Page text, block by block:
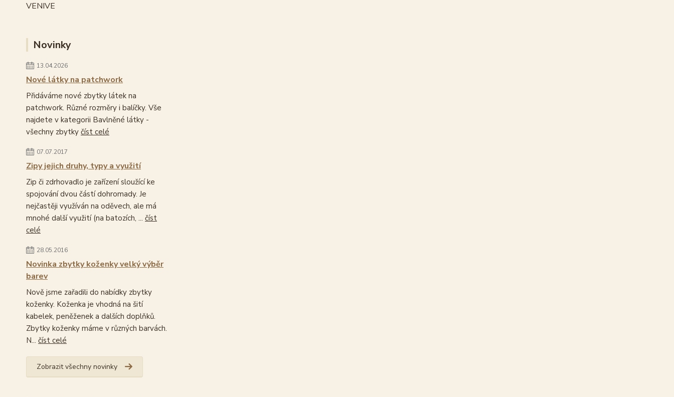
VENIVE
Novinky
13.04.2026
Nové látky na patchwork
Přidáváme nové zbytky látek na
patchwork. Různé rozměry i balíčky. Vše
najdete v kategorii Bavlněné látky -
všechny zbytky číst celé
07.07.2017
Zipy jejich druhy, typy a využití
Zip či zdrhovadlo je zařízení sloužící ke
spojování dvou částí dohromady. Je
nejčastěji využíván na oděvech, ale má
mnohé další využití (na batozích, ... číst
celé
28.05.2016
Novinka zbytky koženky velký výběr
barev
Nově jsme zařadili do nabídky zbytky
koženky. Koženka je vhodná na šití
kabelek, peněženek a dalších doplňků.
Zbytky koženky máme v různých barvách.
N... číst celé
Zobrazit všechny novinky